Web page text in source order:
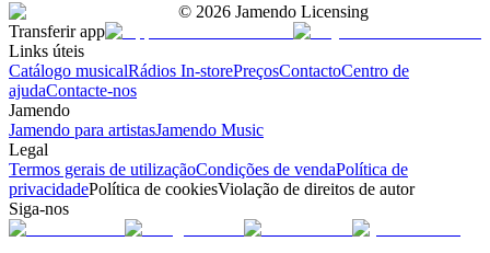
© 2026 Jamendo Licensing
Transferir app
Links úteis
Catálogo musicalRádios In-storePreçosContactoCentro de
ajudaContacte-nos
Jamendo
Jamendo para artistasJamendo Music
Legal
Termos gerais de utilizaçãoCondições de vendaPolítica de
privacidadePolítica de cookiesViolação de direitos de autor
Siga-nos